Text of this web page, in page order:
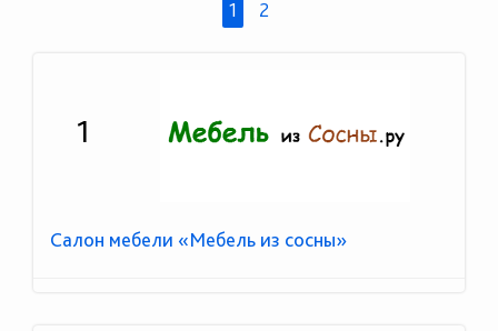
1 2
1
Салон мебели «Мебель из сосны»